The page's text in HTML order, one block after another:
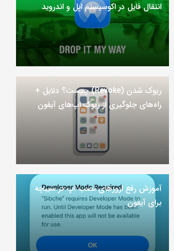
انتقال فایل در اکوسیستم اپل و اندروید
ریوک شدن (Revoke) چیست؟ دلایل +
راه‌های جلوگیری از ریوک اپ‌های آیفون
آموزش رفع ارور‌های نصب اپ در سیبچه
برای آیفون